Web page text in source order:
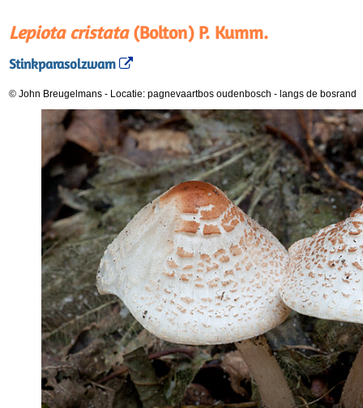
Lepiota cristata(Bolton) P. Kumm.
Stinkparasolzwam
© John Breugelmans - Locatie: pagnevaartbos oudenbosch - langs de bosrand